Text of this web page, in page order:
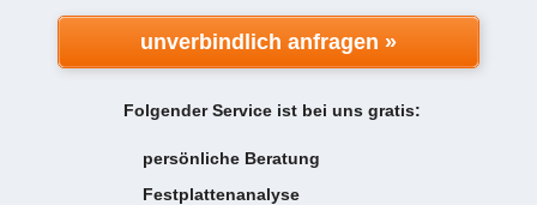
unverbindlich anfragen »
Folgender Service ist bei uns gratis:
persönliche Beratung
Festplattenanalyse